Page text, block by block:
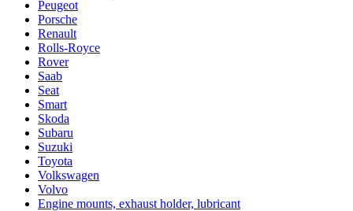
Peugeot
Porsche
Renault
Rolls-Royce
Rover
Saab
Seat
Smart
Skoda
Subaru
Suzuki
Toyota
Volkswagen
Volvo
Engine mounts, exhaust holder, lubricant